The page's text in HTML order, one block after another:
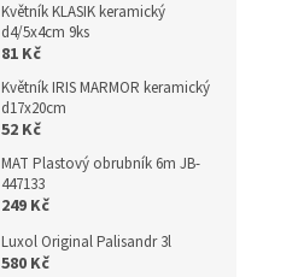
Květník KLASIK keramický
d4/5x4cm 9ks
81 Kč
Květník IRIS MARMOR keramický
d17x20cm
52 Kč
MAT Plastový obrubník 6m JB-
447133
249 Kč
Luxol Original Palisandr 3l
580 Kč